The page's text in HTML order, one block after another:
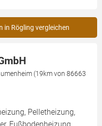
in Rögling vergleichen
(19km von 86663
Pelletheizung,